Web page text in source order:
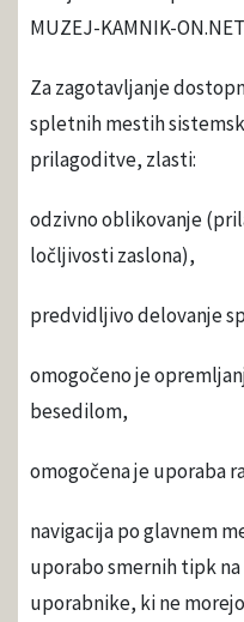
MUZEJ-KAMNIK-
Za zagotavljanje
spletnih mestih
prilagoditve, zlasti:
odzivno oblikovanje
ločljivosti zaslona),
predvidljivo delovanje
omogočeno je
besedilom,
omogočena je uporaba
navigacija po glavnem
uporabo smernih tipk
uporabnike, ki ne